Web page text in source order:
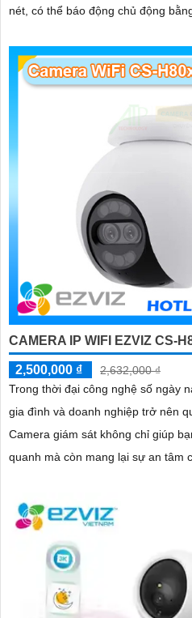
nét, có thể báo động chủ động
CAMERA IP WIFI EZVIZ CS-
2,500,000 ₫
2,632,000 ₫
Trong thời đại công nghệ số ngày
gia đình và doanh nghiệp trở nên
Camera giám sát không chỉ giúp
quanh mà còn mang lại sự an tâm